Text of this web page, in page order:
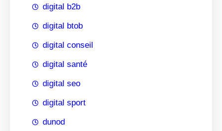
digital b2b
digital btob
digital conseil
digital santé
digital seo
digital sport
dunod